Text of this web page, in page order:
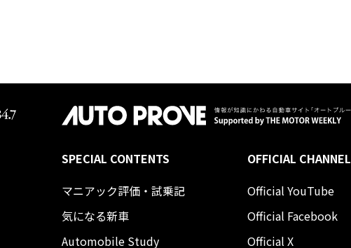
SPECIAL CONTENTS
マニアック評価・試乗記
気になる新車
Automobile Study
OFFICIAL CHANNEL
Official YouTube
Official Facebook
Official X